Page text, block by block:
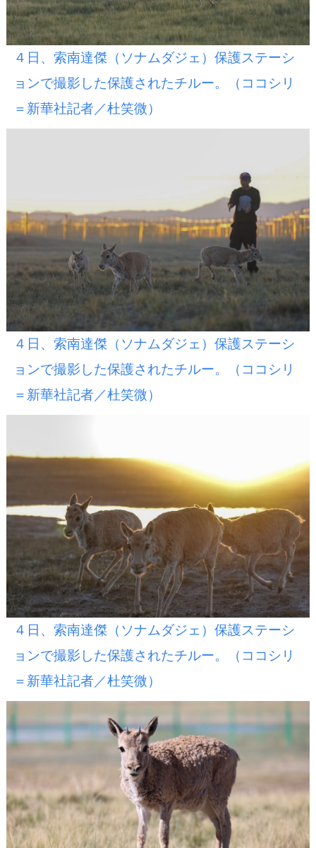
４日、索南達傑（ソナムダジェ）保護ステーシ
ョンで撮影した保護されたチルー。（ココシリ
＝新華社記者／杜笑微）
４日、索南達傑（ソナムダジェ）保護ステーシ
ョンで撮影した保護されたチルー。（ココシリ
＝新華社記者／杜笑微）
４日、索南達傑（ソナムダジェ）保護ステーシ
ョンで撮影した保護されたチルー。（ココシリ
＝新華社記者／杜笑微）